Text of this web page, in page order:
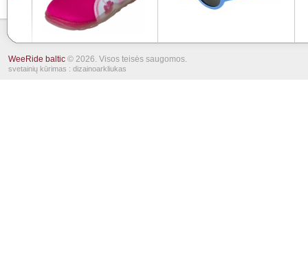
WeeRide baltic © 2026. Visos teisės saugomos.
svetainių kūrimas : dizainoarkliukas